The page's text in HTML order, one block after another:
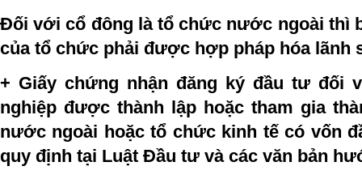
Đối với cổ đông là tổ chức nước ngoài thì
của tổ chức phải được hợp pháp hóa lãnh
+ Giấy chứng nhận đăng ký đầu tư đối
nghiệp được thành lập hoặc tham gia
nước ngoài hoặc tổ chức kinh tế có vốn
quy định tại Luật Đầu tư và các văn bản